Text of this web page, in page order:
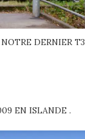
DERNIER T3
EN ISLANDE .